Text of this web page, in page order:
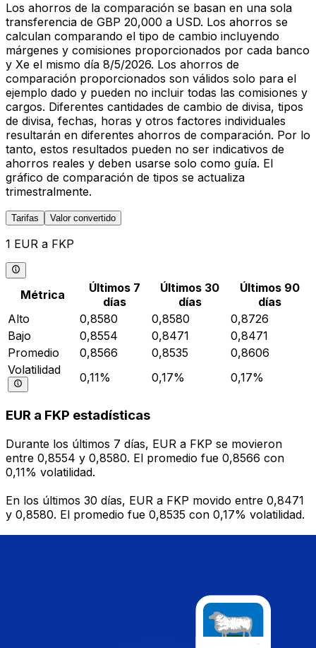
Los ahorros de la comparación se basan en una sola
transferencia de GBP 20,000 a USD. Los ahorros se
calculan comparando el tipo de cambio incluyendo
márgenes y comisiones proporcionados por cada banco
y Xe el mismo día 8/5/2026. Los ahorros de
comparación proporcionados son válidos solo para el
ejemplo dado y pueden no incluir todas las comisiones y
cargos. Diferentes cantidades de cambio de divisa, tipos
de divisa, fechas, horas y otros factores individuales
resultarán en diferentes ahorros de comparación. Por lo
tanto, estos resultados pueden no ser indicativos de
ahorros reales y deben usarse solo como guía. El
gráfico de comparación de tipos se actualiza
trimestralmente.
Tarifas Valor convertido
1 EUR a FKP
Métrica
Últimos 7
días
Últimos 30
días
Últimos 90
días
Alto
0,8580 0,8580
0,8726
Bajo
0,8554 0,8471
0,8471
Promedio
0,8566 0,8535
0,8606
Volatilidad
0,11% 0,17% 0,17%
EUR a FKP estadísticas
Durante los últimos 7 días, EUR a FKP se movieron
entre 0,8554 y 0,8580. El promedio fue 0,8566 con
0,11% volatilidad.
En los últimos 30 días, EUR a FKP movido entre 0,8471
y 0,8580. El promedio fue 0,8535 con 0,17% volatilidad.
Gestiona tu dinero y divisas en cualquier lugar.
La aplicación Xe tiene todo lo que necesitas para